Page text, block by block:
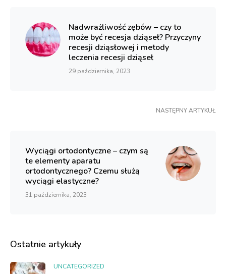
Nadwrażliwość zębów – czy to
może być recesja dziąseł? Przyczyny
recesji dziąsłowej i metody
leczenia recesji dziąseł
29 października, 2023
NASTĘPNY ARTYKUŁ
Wyciągi ortodontyczne – czym są
te elementy aparatu
ortodontycznego? Czemu służą
wyciągi elastyczne?
31 października, 2023
Ostatnie artykuły
UNCATEGORIZED